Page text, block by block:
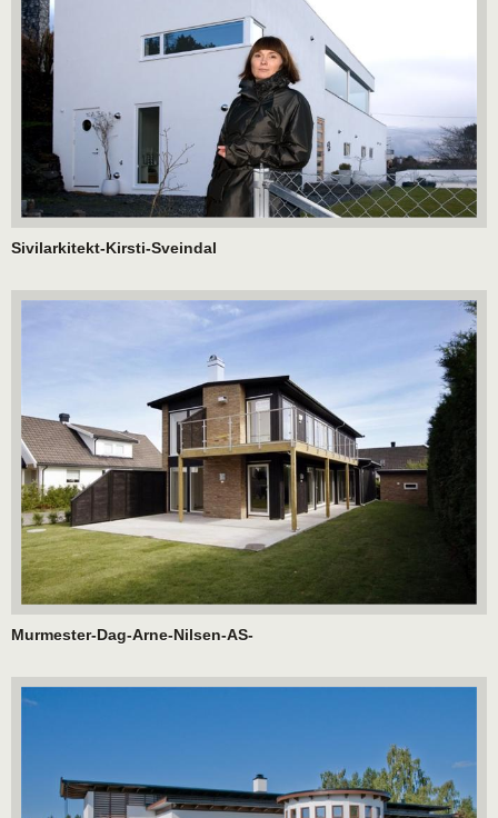
Sivilarkitekt-Kirsti-Sveindal
Murmester-Dag-Arne-Nilsen-AS-